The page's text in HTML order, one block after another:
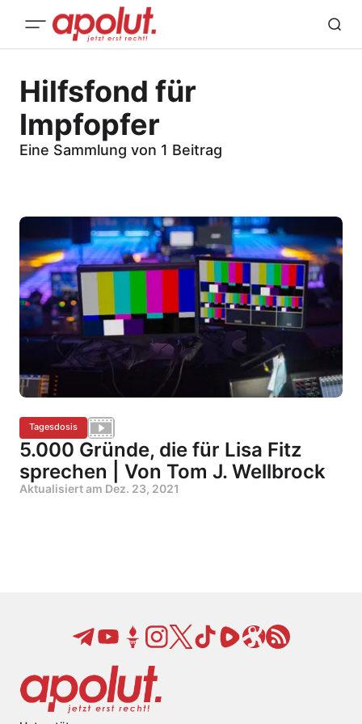
Hilfsfond für
Impfopfer
Eine Sammlung von 1 Beitrag
Tagesdosis
5.000 Gründe, die für Lisa Fitz
sprechen | Von Tom J. Wellbrock
Aktualisiert am Dez. 23, 2021